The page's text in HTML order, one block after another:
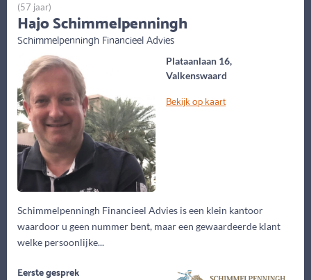
Plataanlaan 16,
Valkenswaard
Bekijk op kaart
Schimmelpenningh Financieel Advies is een klein kantoor
waardoor u geen nummer bent, maar een gewaardeerde klant
welke persoonlijke...
(57 jaar)
Hajo Schimmelpenningh
Schimmelpenningh Financieel Advies
Eerste gesprek